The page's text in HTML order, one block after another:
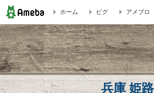
兵庫 姫路 美容室 good-direction3
ホーム ピグ アメブロ
兵庫 姫